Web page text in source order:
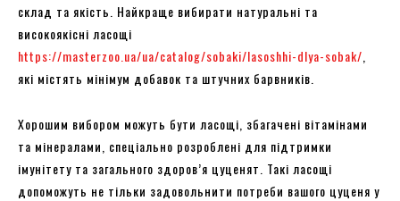
склад та якість. Найкраще вибирати натуральні та
високоякісні ласощі
https://masterzoo.ua/ua/catalog/sobaki/lasoshhi-dlya-sobak/
які містять мінімум добавок та штучних барвників.
Хорошим вибором можуть бути ласощі, збагачені вітамінами
та мінералами, спеціально розроблені для підтримки
імунітету та загального здоров’я цуценят. Такі ласощі
допоможуть не тільки задовольнити потреби вашого цуценя у